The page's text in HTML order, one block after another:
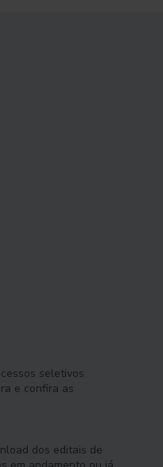
seletivos
e confira as
dos editais de